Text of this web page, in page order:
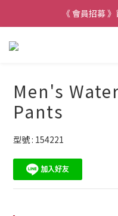
《 會員招募
Men's
Pants
型號 : 154221